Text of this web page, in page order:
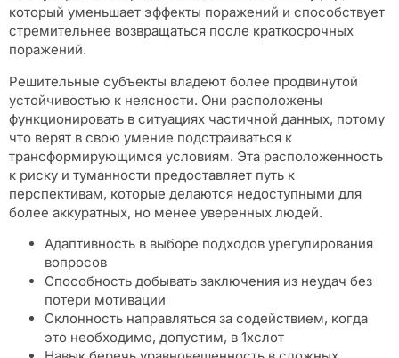
который уменьшает эффекты поражений и способствует
стремительнее возвращаться после краткосрочных
поражений.
Решительные субъекты владеют более продвинутой
устойчивостью к неясности. Они расположены
функционировать в ситуациях частичной данных, потому
что верят в свою умение подстраиваться к
трансформирующимся условиям. Эта расположенность
к риску и туманности предоставляет путь к
перспективам, которые делаются недоступными для
более аккуратных, но менее уверенных людей.
Адаптивность в выборе подходов урегулирования
вопросов
Способность добывать заключения из неудач без
потери мотивации
Склонность направляться за содействием, когда
это необходимо, допустим, в 1хслот